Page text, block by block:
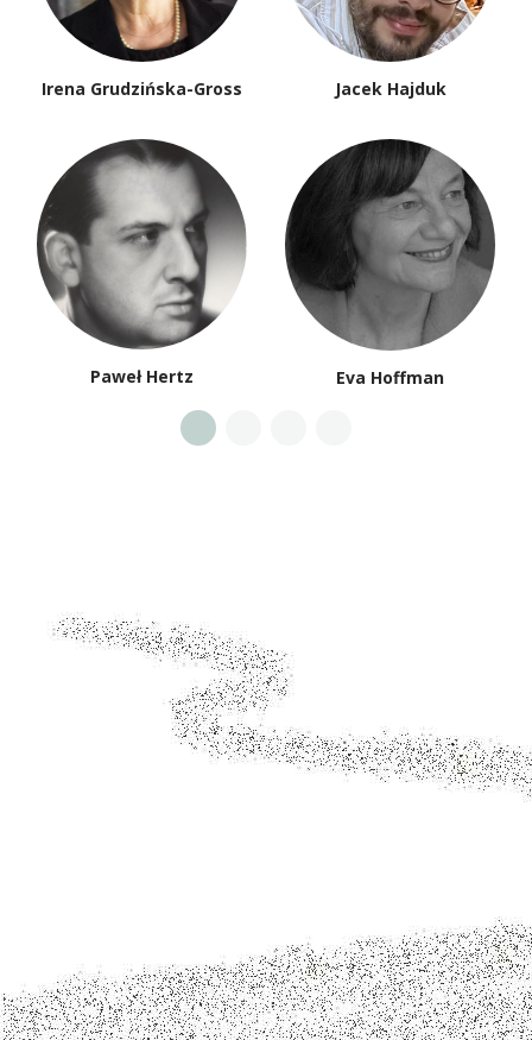
Irena Grudzińska-Gross Jacek Hajduk
Paweł Hertz Eva Hoffman